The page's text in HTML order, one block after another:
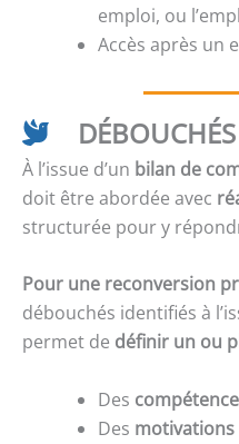
emploi, ou
Accès après un
DÉBOUCHÉS
À l’issue d’un bilan de
doit être abordée avec
structurée pour y
Pour une reconversion
débouchés identifiés à
permet de définir un ou
Des
Des